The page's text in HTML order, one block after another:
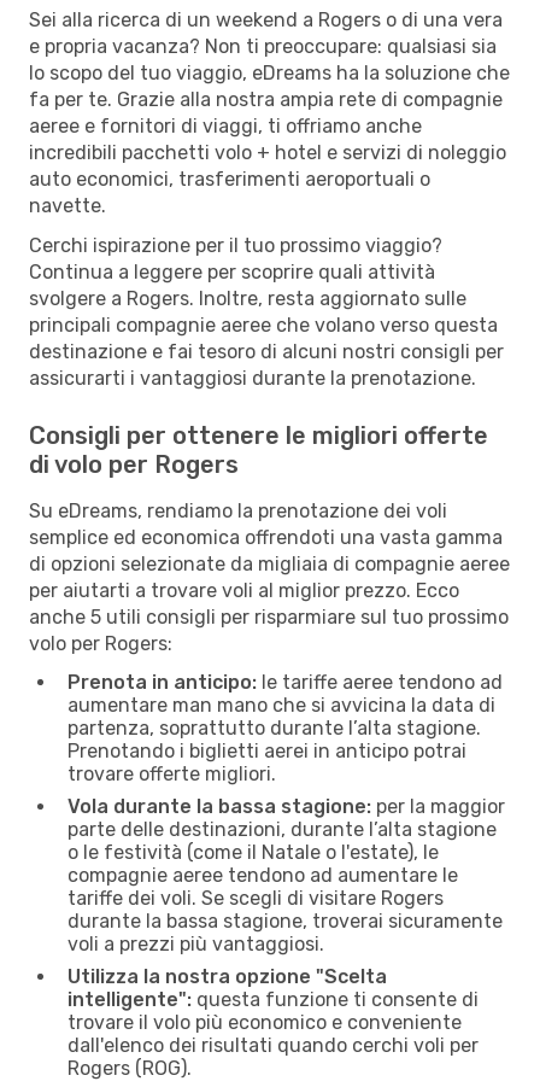
Sei alla ricerca di un weekend a Rogers o di una vera
e propria vacanza? Non ti preoccupare: qualsiasi sia
lo scopo del tuo viaggio, eDreams ha la soluzione che
fa per te. Grazie alla nostra ampia rete di compagnie
aeree e fornitori di viaggi, ti offriamo anche
incredibili pacchetti volo + hotel e servizi di noleggio
auto economici, trasferimenti aeroportuali o
navette.
Cerchi ispirazione per il tuo prossimo viaggio?
Continua a leggere per scoprire quali attività
svolgere a Rogers. Inoltre, resta aggiornato sulle
principali compagnie aeree che volano verso questa
destinazione e fai tesoro di alcuni nostri consigli per
assicurarti i vantaggiosi durante la prenotazione.
Consigli per ottenere le migliori offerte
di volo per Rogers
Su eDreams, rendiamo la prenotazione dei voli
semplice ed economica offrendoti una vasta gamma
di opzioni selezionate da migliaia di compagnie aeree
per aiutarti a trovare voli al miglior prezzo. Ecco
anche 5 utili consigli per risparmiare sul tuo prossimo
volo per Rogers:
Prenota in anticipo: le tariffe aeree tendono ad
aumentare man mano che si avvicina la data di
partenza, soprattutto durante l’alta stagione.
Prenotando i biglietti aerei in anticipo potrai
trovare offerte migliori.
Vola durante la bassa stagione: per la maggior
parte delle destinazioni, durante l’alta stagione
o le festività (come il Natale o l'estate), le
compagnie aeree tendono ad aumentare le
tariffe dei voli. Se scegli di visitare Rogers
durante la bassa stagione, troverai sicuramente
voli a prezzi più vantaggiosi.
Utilizza la nostra opzione "Scelta
intelligente": questa funzione ti consente di
trovare il volo più economico e conveniente
dall'elenco dei risultati quando cerchi voli per
Rogers (ROG).